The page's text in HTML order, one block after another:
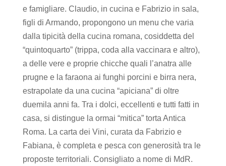
e famigliare. Claudio, in cucina e Fabrizio in sala,
figli di Armando, propongono un menu che varia
dalla tipicità della cucina romana, cosiddetta del
“quintoquarto” (trippa, coda alla vaccinara e altro),
a delle vere e proprie chicche quali l’anatra alle
prugne e la faraona ai funghi porcini e birra nera,
estrapolate da una cucina “apiciana” di oltre
duemila anni fa. Tra i dolci, eccellenti e tutti fatti in
casa, si distingue la ormai “mitica” torta Antica
Roma. La carta dei Vini, curata da Fabrizio e
Fabiana, è completa e pesca con generosità tra le
proposte territoriali. Consigliato a nome di MdR.